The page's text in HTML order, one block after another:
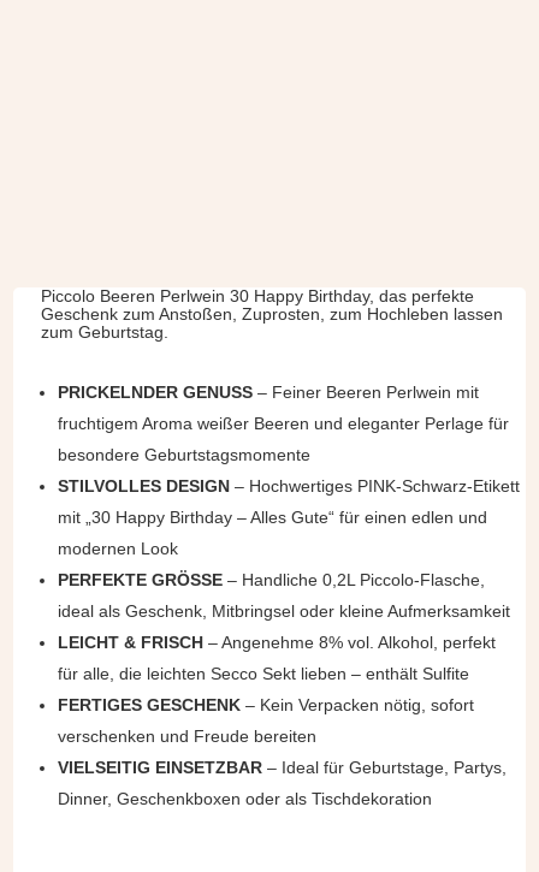
Piccolo Beeren Perlwein 30 Happy Birthday, das perfekte
Geschenk zum Anstoßen, Zuprosten, zum Hochleben lassen
zum Geburtstag.
PRICKELNDER GENUSS– Feiner Beeren Perlwein mit
fruchtigem Aroma weißer Beeren und eleganter Perlage für
besondere Geburtstagsmomente
STILVOLLES DESIGN– Hochwertiges PINK-Schwarz-Etikett
mit „30 Happy Birthday – Alles Gute“ für einen edlen und
modernen Look
PERFEKTE GRÖSSE– Handliche 0,2L Piccolo-Flasche,
ideal als Geschenk, Mitbringsel oder kleine Aufmerksamkeit
LEICHT & FRISCH– Angenehme 8% vol. Alkohol, perfekt
für alle, die leichten Secco Sekt lieben – enthält Sulfite
FERTIGES GESCHENK– Kein Verpacken nötig, sofort
verschenken und Freude bereiten
VIELSEITIG EINSETZBAR– Ideal für Geburtstage, Partys,
Dinner, Geschenkboxen oder als Tischdekoration